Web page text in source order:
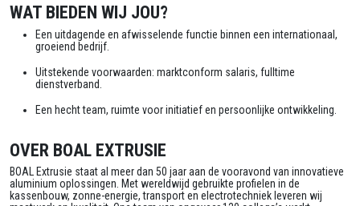
WAT BIEDEN WIJ JOU?
Een uitdagende en afwisselende functie binnen een internationaal,
groeiend bedrijf.
Uitstekende voorwaarden: marktconform salaris, fulltime
dienstverband.
Een hecht team, ruimte voor initiatief en persoonlijke ontwikkeling.
OVER BOAL EXTRUSIE
BOAL Extrusie staat al meer dan 50 jaar aan de vooravond van innovatieve
aluminium oplossingen. Met wereldwijd gebruikte profielen in de
kassenbouw, zonne-energie, transport en electrotechniek leveren wij